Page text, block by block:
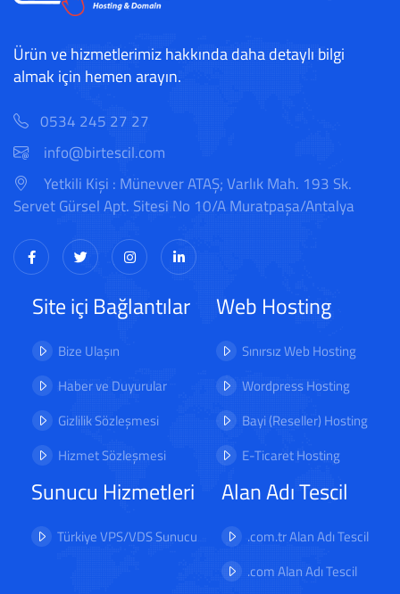
Ürün ve hizmetlerimiz hakkında daha detaylı bilgi
almak için hemen arayın.
0534 245 27 27
info@birtescil.com
Yetkili Kişi : Münevver ATAŞ; Varlık Mah. 193 Sk.
Servet Gürsel Apt. Sitesi No 10/A Muratpaşa/Antalya
Site içi Bağlantılar
Bize Ulaşın
Haber ve Duyurular
Gizlilik Sözleşmesi
Hizmet Sözleşmesi
Web Hosting
Sınırsız Web Hosting
Wordpress Hosting
Bayi (Reseller) Hosting
E-Ticaret Hosting
Sunucu Hizmetleri
Türkiye VPS/VDS Sunucu
Alan Adı Tescil
.com.tr Alan Adı Tescil
.com Alan Adı Tescil